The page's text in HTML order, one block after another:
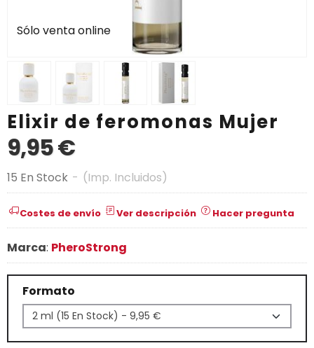
Sólo venta online
Elixir de feromonas Mujer
9,95 €
15 En Stock - (Imp. Incluidos)
Costes de envío Ver descripción Hacer pregunta
Marca: PheroStrong
Formato